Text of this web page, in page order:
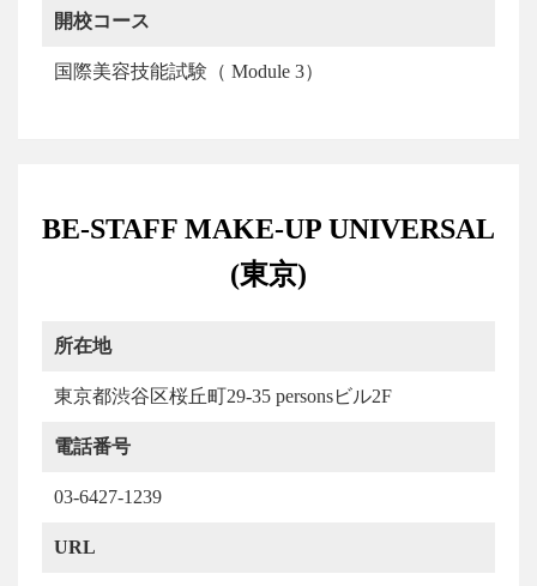
開校コース
国際美容技能試験（ Module 3）
BE-STAFF MAKE-UP UNIVERSAL
(東京)
所在地
東京都渋谷区桜丘町29-35 personsビル2F
電話番号
03-6427-1239
URL